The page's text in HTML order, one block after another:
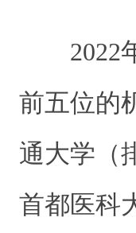
2022
前五位的
通大学（
首都医科